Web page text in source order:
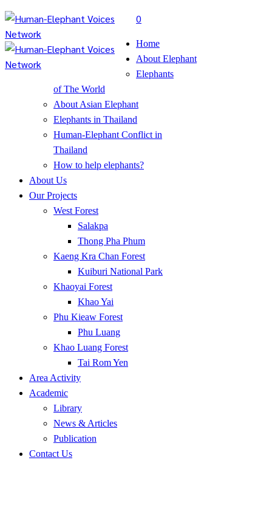
0
Home
About Elephant
Elephants
of The World
About Asian Elephant
Elephants in Thailand
Human-Elephant Conflict in
Thailand
How to help elephants?
About Us
Our Projects
West Forest
Salakpa
Thong Pha Phum
Kaeng Kra Chan Forest
Kuiburi National Park
Khaoyai Forest
Khao Yai
Phu Kieaw Forest
Phu Luang
Khao Luang Forest
Tai Rom Yen
Area Activity
Academic
Library
News & Articles
Publication
Contact Us